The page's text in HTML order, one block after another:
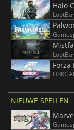
Halo
Forza
NIEUWE SPELLEN